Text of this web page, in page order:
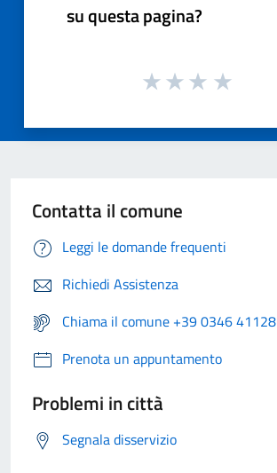
su questa pagina?
Contatta il comune
Leggi le domande frequenti
Richiedi Assistenza
Chiama il comune +39 0346 41128
Prenota un appuntamento
Problemi in città
Segnala disservizio